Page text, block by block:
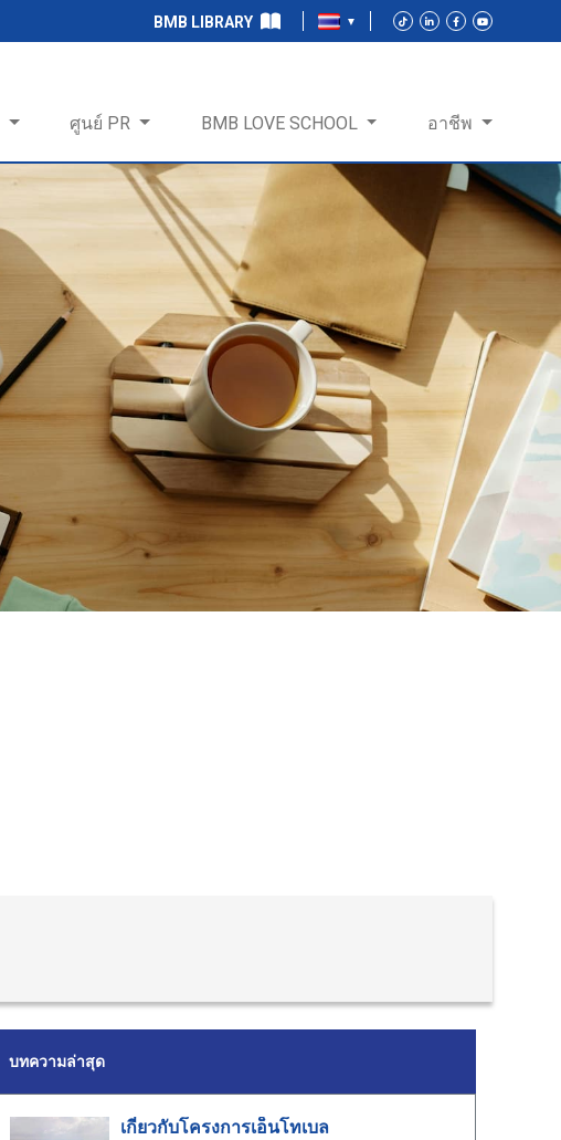
BMB LIBRARY
ศูนย์ PR BMB LOVE SCHOOL อาชีพ
บทความล่าสุด
เกี่ยวกับโครงการเอ็นโทเบล